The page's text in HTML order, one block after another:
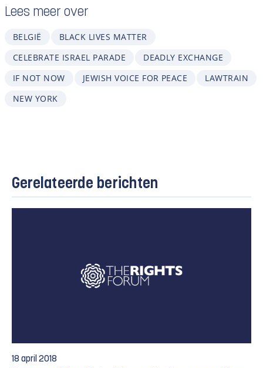
Lees meer over
BELGIË
BLACK LIVES MATTER
CELEBRATE ISRAEL PARADE
DEADLY EXCHANGE
IF NOT NOW
JEWISH VOICE FOR PEACE
LAWTRAIN
NEW YORK
Gerelateerde berichten
18 april 2018